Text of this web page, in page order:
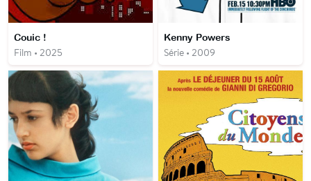
Couic !
Film • 2025
Kenny Powers
Série • 2009